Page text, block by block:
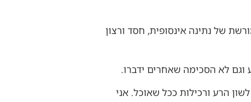
של נתינה אינסופית, חסד ורצון
לא הסכימה שאחרים ידברו.
הרע ורכילות ככל שאוכל. אני